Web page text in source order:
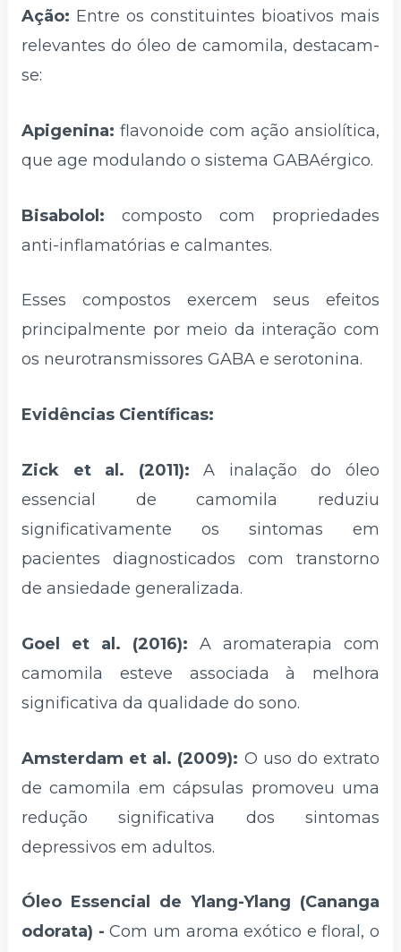
Ação: Entre os constituintes bioativos mais
relevantes do óleo de camomila, destacam-
se:
Apigenina: flavonoide com ação ansiolítica,
que age modulando o sistema GABAérgico.
Bisabolol: composto com propriedades
anti-inflamatórias e calmantes.
Esses compostos exercem seus efeitos
principalmente por meio da interação com
os neurotransmissores GABA e serotonina.
Evidências Científicas:
Zick et al. (2011): A inalação do óleo
essencial de camomila reduziu
significativamente os sintomas em
pacientes diagnosticados com transtorno
de ansiedade generalizada.
Goel et al. (2016): A aromaterapia com
camomila esteve associada à melhora
significativa da qualidade do sono.
Amsterdam et al. (2009): O uso do extrato
de camomila em cápsulas promoveu uma
redução significativa dos sintomas
depressivos em adultos.
Óleo Essencial de Ylang-Ylang (Cananga
odorata) -Com um aroma exótico e floral, o